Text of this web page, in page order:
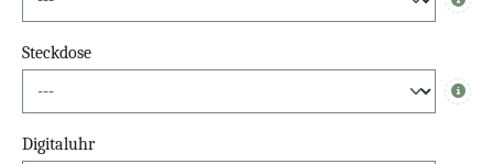
Info
Steckdose
Info
Digitaluhr